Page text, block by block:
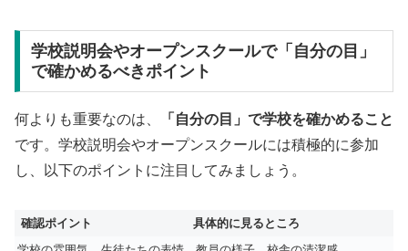
学校説明会やオープンスクールで「自分の目」
で確かめるべきポイント
何よりも重要なのは、
「自分の目」で学校を確かめること
です。学校説明会やオープンスクールには積極的に参加
し、以下のポイントに注目してみましょう。
確認ポイント
具体的に見るところ